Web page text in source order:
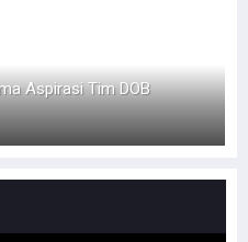
Aspirasi Tim DOB